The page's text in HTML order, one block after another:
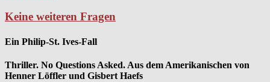
Keine weiteren Fragen
Ein Philip-St. Ives-Fall
Thriller. No Questions Asked. Aus dem Amerikanischen von
Henner Löffler und Gisbert Haefs